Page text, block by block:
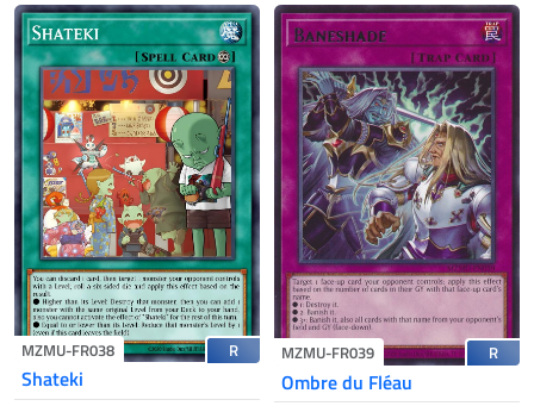
MZMU-FR038 R
Shateki
MZMU-FR039 R
Ombre du Fléau